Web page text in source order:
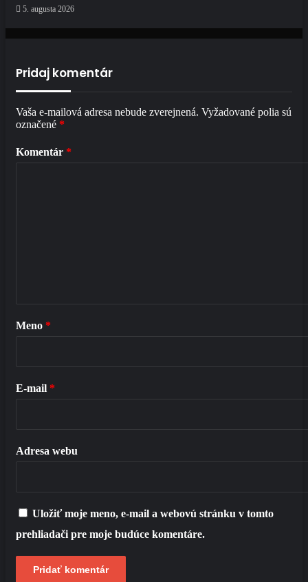
5. augusta 2026
Pridaj komentár
Vaša e-mailová adresa nebude zverejnená. Vyžadované polia sú
označené *
Komentár *
Meno *
E-mail *
Adresa webu
Uložiť moje meno, e-mail a webovú stránku v tomto
prehliadači pre moje budúce komentáre.